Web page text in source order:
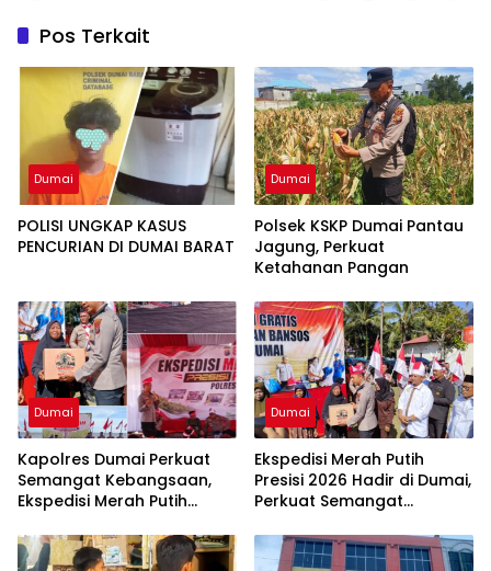
Pos Terkait
Dumai
POLISI UNGKAP KASUS
PENCURIAN DI DUMAI BARAT
Dumai
Polsek KSKP Dumai Pantau
Jagung, Perkuat
Ketahanan Pangan
Dumai
Kapolres Dumai Perkuat
Semangat Kebangsaan,
Ekspedisi Merah Putih
Nyata untuk Rakyat
Dumai
Ekspedisi Merah Putih
Presisi 2026 Hadir di Dumai,
Perkuat Semangat
Kepedulian Sosial